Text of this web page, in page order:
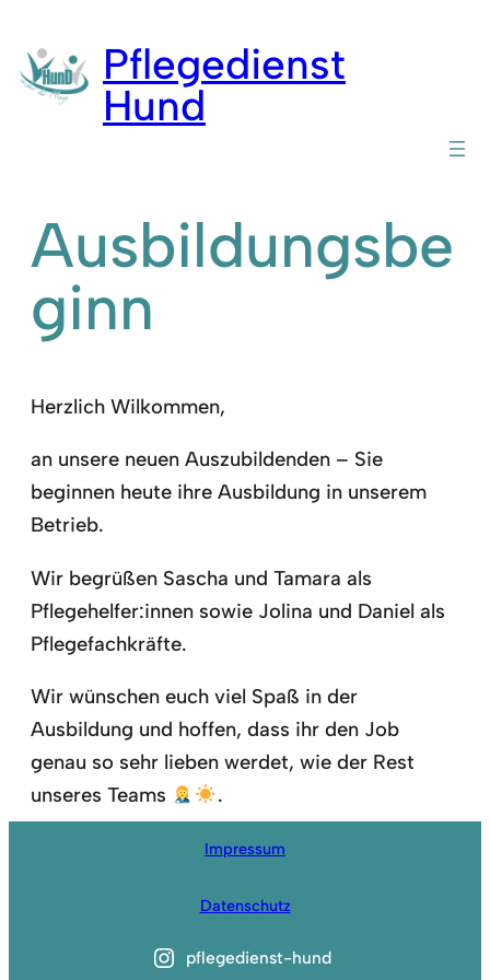
springen
Pflegedienst
Hund
Ausbildungsbe
ginn
Herzlich Wilkommen,
an unsere neuen Auszubildenden – Sie
beginnen heute ihre Ausbildung in unserem
Betrieb.
Wir begrüßen Sascha und Tamara als
Pflegehelfer:innen sowie Jolina und Daniel als
Pflegefachkräfte.
Wir wünschen euch viel Spaß in der
Ausbildung und hoffen, dass ihr den Job
genau so sehr lieben werdet, wie der Rest
unseres Teams
.
Impressum
Datenschutz
pflegedienst-hund